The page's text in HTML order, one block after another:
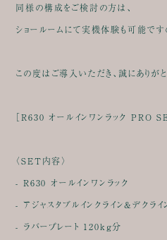
同様の構成をご検討の方は、
ショールームにて実機体験も可能です
この度はご導入いただき、誠にありがと
［R630 オールインワンラック PRO
〈SET内容〉
- R630 オールインワンラック
- アジャスタブルインクライン&デクライ
- ラバープレート 120kg分